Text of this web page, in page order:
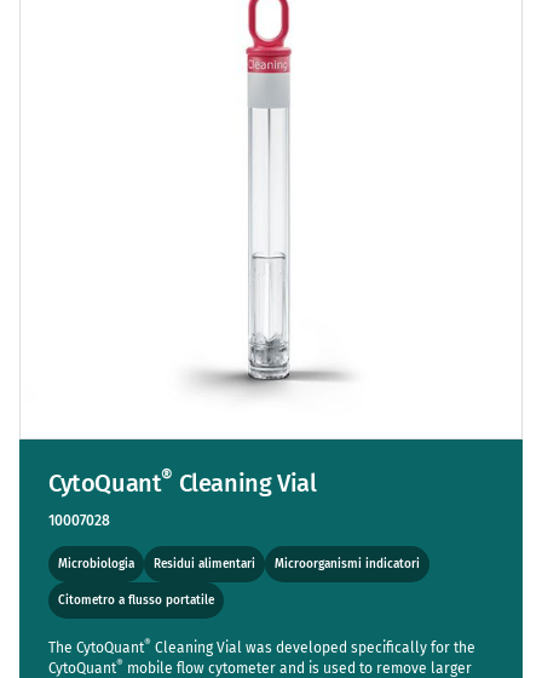
CytoQuant® Cleaning Vial
10007028
Microbiologia Residui alimentari Microorganismi indicatori
Citometro a flusso portatile
The CytoQuant® Cleaning Vial was developed specifically for the
CytoQuant® mobile flow cytometer and is used to remove larger